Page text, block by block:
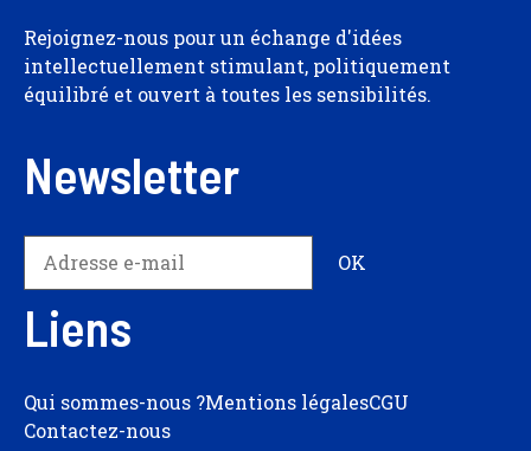
Rejoignez-nous pour un échange d'idées
intellectuellement stimulant, politiquement
équilibré et ouvert à toutes les sensibilités.
Newsletter
Liens
Qui sommes-nous ?Mentions légalesCGU
Contactez-nous